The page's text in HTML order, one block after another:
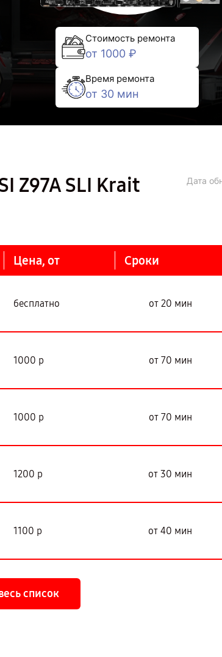
Стоимость ремонта
от 1000 ₽
Время ремонта
от 30 мин
Z97A SLI Krait
Дата
Цена, от Сроки
бесплатно от 20 мин
1000 р от 70 мин
1000 р от 70 мин
1200 р от 30 мин
1100 р от 40 мин
список